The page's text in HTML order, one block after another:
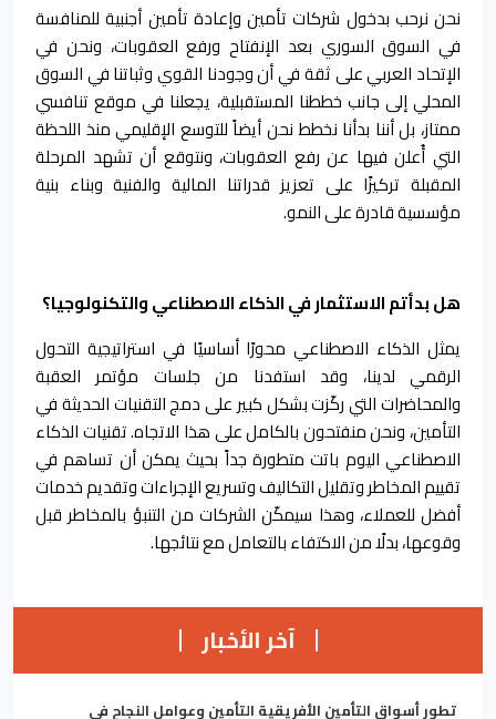
نحن نرحب بدخول شركات تأمين وإعادة تأمين أجنبية للمنافسة
في السوق السوري بعد الإنفتاح ورفع العقوبات، ونحن في
الإتحاد العربي على ثقة في أن وجودنا القوي وثباتنا في السوق
المحلي إلى جانب خططنا المستقبلية، يجعلنا في موقع تنافسي
ممتاز، بل أننا بدأنا نخطط نحن أيضاً للتوسع الإقليمي منذ اللحظة
التي أُعلن فيها عن رفع العقوبات، ونتوقع أن تشهد المرحلة
المقبلة تركيزًا على تعزيز قدراتنا المالية والفنية وبناء بنية
مؤسسية قادرة على النمو.
هل بدأتم الاستثمار في الذكاء الاصطناعي والتكنولوجيا؟
يمثل الذكاء الاصطناعي محورًا أساسيًا في استراتيجية التحول
الرقمي لدينا، وقد استفدنا من جلسات مؤتمر العقبة
والمحاضرات التي ركّزت بشكل كبير على دمج التقنيات الحديثة في
التأمين، ونحن منفتحون بالكامل على هذا الاتجاه. تقنيات الذكاء
الاصطناعي اليوم باتت متطورة جداً بحيث يمكن أن تساهم في
تقييم المخاطر وتقليل التكاليف وتسريع الإجراءات وتقديم خدمات
أفضل للعملاء، وهذا سيمكّن الشركات من التنبؤ بالمخاطر قبل
وقوعها، بدلًا من الاكتفاء بالتعامل مع نتائجها.
آخر الأخبار
تطور أسواق التأمين الأفريقية التأمين وعوامل النجاح في